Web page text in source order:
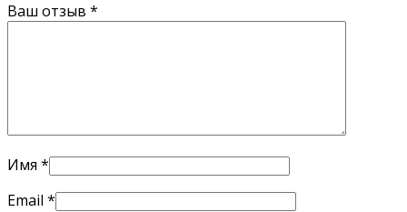
Ваш отзыв *
Имя *
Email *